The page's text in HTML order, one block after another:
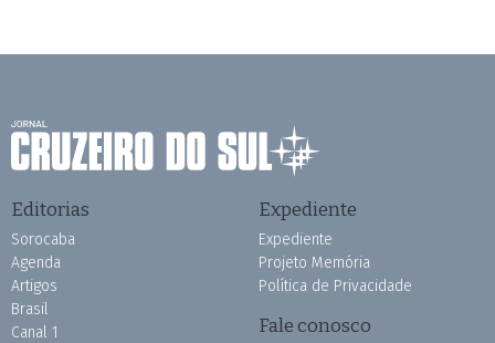
Editorias
Sorocaba
Agenda
Artigos
Brasil
Canal 1
Expediente
Expediente
Projeto Memória
Política de Privacidade
Fale conosco